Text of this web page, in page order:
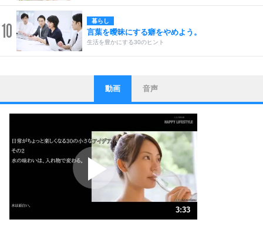
10 暮らし
言葉を曖昧にする癖をやめよう。
生活を豊かにする30のヒント
1
ストレス対策
他人と比べない。
いっそのこと、他人を見ない。
いらいらしない人になる30の方法
プラス思考
ポジティブになれない原因は、行動しないから。
ポジティブ思考になる30の方法
ストレス対策
人生、なんとかなるもの。
気楽に生きる30の方法
動画 音声
3:33